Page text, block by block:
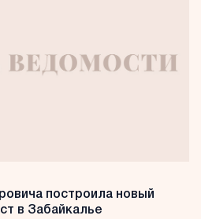
построила новый
в Забайкалье